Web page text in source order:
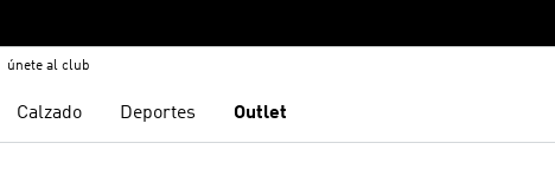
únete al club
Calzado Deportes Outlet